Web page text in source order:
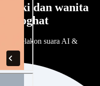
dan wanita
loghat
pelakon suara AI &